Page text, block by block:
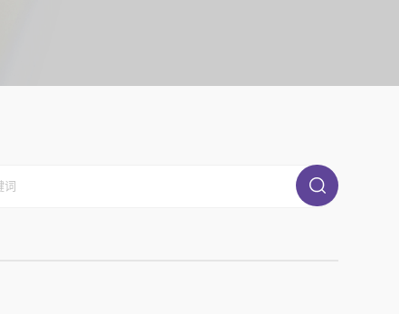
Multi PBATCH 批次等离子体ALD（EFEM可选）